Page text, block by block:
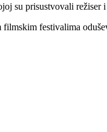
su prisustvovali
filmskim festivalima